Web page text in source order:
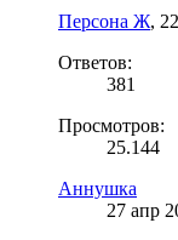
Персона Ж,
Ответов:
381
Просмотров:
25.144
Аннушка
27 апр